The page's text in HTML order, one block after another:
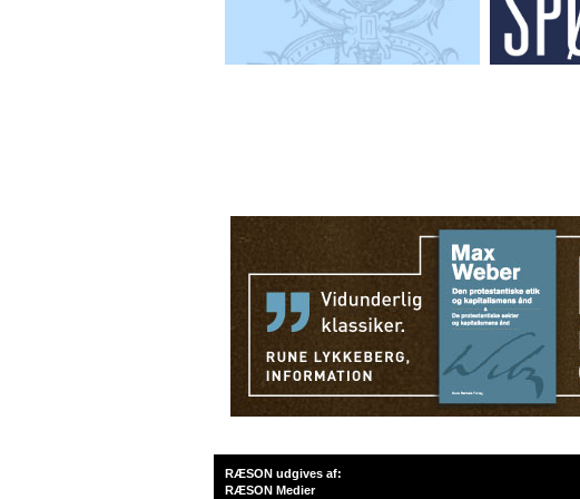
RÆSON udgives af:
RÆSON Medier